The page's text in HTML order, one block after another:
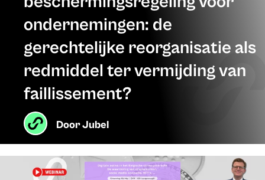
ondernemingen: de
gerechtelijke reorganisatie als
redmiddel ter vermijding van
faillissement?
DoorJubel